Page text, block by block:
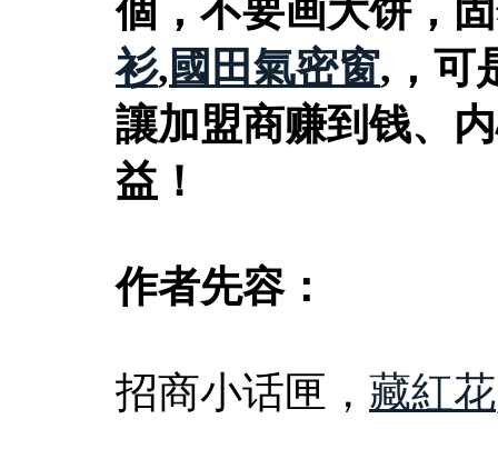
個，不要画大饼，
衫, 國田氣密窗,，可
讓加盟商赚到钱、
益！
作者先容：
招商小话匣， 藏紅花